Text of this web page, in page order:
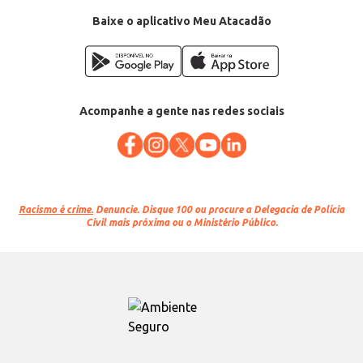
EAN: 7898629571314Baixe o aplicativo Meu Atacadão
Acompanhe a gente nas redes sociais
Racismo é crime. Denuncie. Disque 100 ou procure a Delegacia de Polícia
Civil mais próxima ou o Ministério Público.